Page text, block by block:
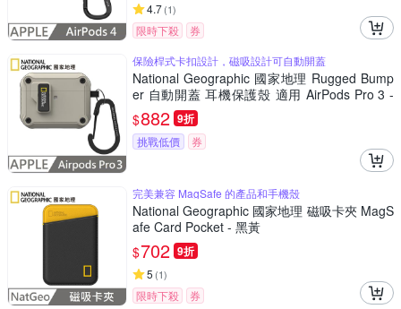
4.7(1)
限時下殺
券
保險桿式卡扣設計，磁吸設計可自動開蓋
National Geographic 國家地理 Rugged Bump
er 自動開蓋 耳機保護殼 適用 AirPods Pro 3 -
石米色
$882 9折
挑戰低價 券
完美兼容 MagSafe 的產品和手機殼
National Geographic 國家地理 磁吸卡夾 MagS
afe Card Pocket - 黑黃
$702 9折
5 (1)
限時下殺
券